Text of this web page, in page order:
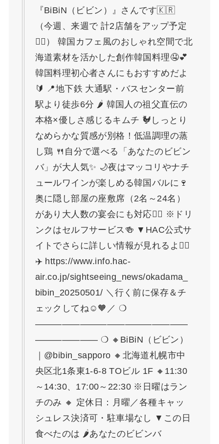
『BiBiN（ビビン）』さんです🇰🇷
（今週、来週で 計2店舗をアップ予定
💁‍♀️） 韓国カフェ風のおしゃれ空間で北
海道素材を活かした創作韓国料理🤤💕
韓国料理初心者さんにもおすすめだよ
🔰 📍地下鉄 大通駅・バスセンター前
駅より徒歩6分 🌶 韓国人の祖父直伝の
本格×優しさ感じるキムチ 🐓しっとり
なめらかな質感が別格！低温調理の蒸
し鶏 🍴自分で選べる「あなたのビビン
バ」が大人気✨ 🌙夜はマッコリやナチ
ュールワインが楽しめる韓国バルに🍷
奥に隠し部屋の座敷席（2名～24名）
があり大人数の宴会にも対応🙆‍♀️ ※ドリ
ンクはセルフサービス🍻 ▼HAC公式サ
イトでさらに詳しい情報が見れるよ💁‍♀️
✈️ https://www.info.hac-
air.co.jp/sightseeing_news/okadama_
bibin_20250501/ ＼行く前に保存＆チ
ェックしてね☺🧡／ ❍
—————————————————
——————— ❍ 🔸BiBiN（ビビン）
｜@bibin_sapporo 🔸北海道札幌市中
央区北1条東1-6-8 TOビル 1F 🔸11:30
～14:30、17:00～22:30 ※日曜はラン
チのみ 🔸 定休日：月曜／各種キャッ
シュレス決済可・駐車場なし ▼この日
食べたのは 🌶あなたのビビンバ